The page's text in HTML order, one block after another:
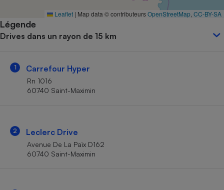
Leaflet | Map data © contributeursOpenStreetMap CC-BY-SA
Légende
Drives dans un rayon de 15 km
1 Carrefour Hyper
Rn 1016
60740 Saint-Maximin
2 Leclerc Drive
Avenue De La Païx D162
60740 Saint-Maximin
Banque
Matelas